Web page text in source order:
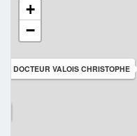
DOCTEUR VALOIS CHRISTOPHE
+
−